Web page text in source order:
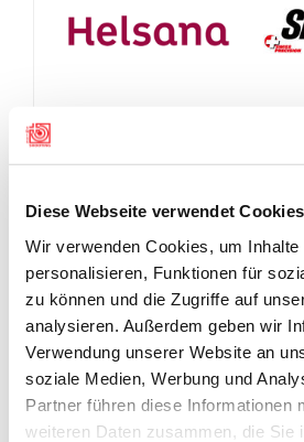
Diese Webseite verwendet Cookies
Wir verwenden Cookies, um Inhalte
personalisieren, Funktionen für
zu können und die Zugriffe auf
analysieren. Außerdem geben wir
Verwendung unserer Website an
soziale Medien, Werbung und
Partner führen diese Informationen
weiteren Daten zusammen, die Sie